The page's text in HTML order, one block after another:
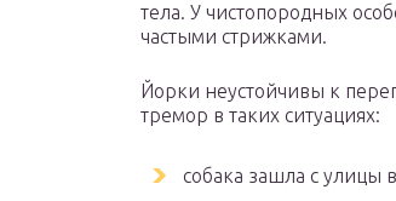
тела. У чистопородных
частыми стрижками.
Йорки неустойчивы к
тремор в таких ситуациях:
собака зашла с улицы